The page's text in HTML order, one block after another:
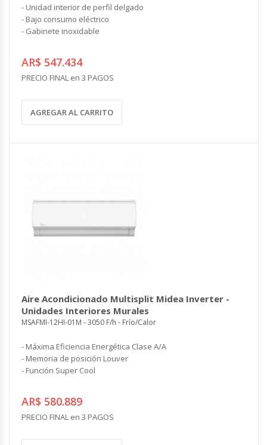
- Unidad interior de perfil delgado
- Bajo consumo eléctrico
- Gabinete inoxidable
AR$ 547.434
PRECIO FINAL en 3 PAGOS
AGREGAR AL CARRITO
Aire Acondicionado Multisplit Midea Inverter -
Unidades Interiores Murales
MSAFMI-12HI-01M - 3050 F/h - Frío/Calor
- Máxima Eficiencia Energética Clase A/A
- Memoria de posición Louver
- Función Super Cool
AR$ 580.889
PRECIO FINAL en 3 PAGOS